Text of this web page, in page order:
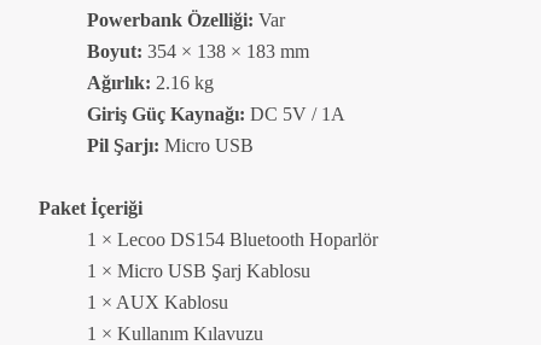
Powerbank Özelliği: Var
Boyut: 354 × 138 × 183 mm
Ağırlık: 2.16 kg
Giriş Güç Kaynağı: DC 5V / 1A
Pil Şarjı: Micro USB
Paket İçeriği
1 × Lecoo DS154 Bluetooth Hoparlör
1 × Micro USB Şarj Kablosu
1 × AUX Kablosu
1 × Kullanım Kılavuzu